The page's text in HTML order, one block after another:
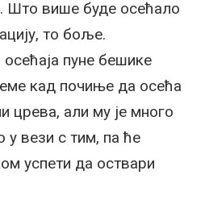
Што више буде осећало
то боље.
пуне бешике
кад почиње да осећа
црева, али му је много
у вези с тим, па ће
успети да оствари